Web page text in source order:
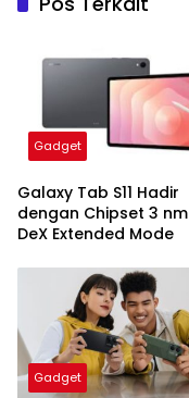
Gadget
Galaxy Tab S11 Hadir
dengan Chipset 3
DeX Extended Mode
Gadget